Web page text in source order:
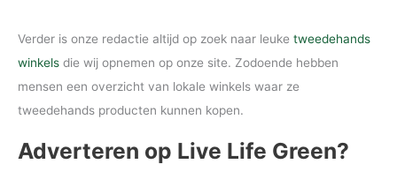
Verder is onze redactie altijd op zoek naar leuke tweedehands
winkels die wij opnemen op onze site. Zodoende hebben
mensen een overzicht van lokale winkels waar ze
tweedehands producten kunnen kopen.
Adverteren op Live Life Green?